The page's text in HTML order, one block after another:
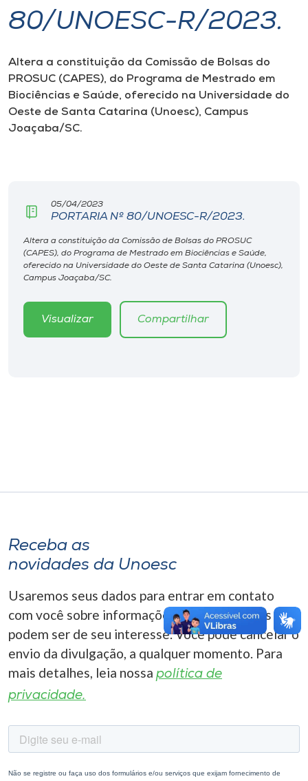
I.nova
Diplomados
Cultura
Editora
Rádio
Museu
80/UNOESC-R/2023.
Altera a constituição da Comissão de Bolsas do
PROSUC (CAPES), do Programa de Mestrado em
Biociências e Saúde, oferecido na Universidade do
Oeste de Santa Catarina (Unoesc), Campus
Joaçaba/SC.
05/04/2023
PORTARIA Nº 80/UNOESC-R/2023.
Altera a constituição da Comissão de Bolsas do PROSUC
(CAPES), do Programa de Mestrado em Biociências e Saúde,
oferecido na Universidade do Oeste de Santa Catarina (Unoesc),
Campus Joaçaba/SC.
Visualizar Compartilhar
Receba as
novidades da Unoesc
Usaremos seus dados para entrar em contato
com você sobre informações correlacionadas que
podem ser de seu interesse. Você pode cancelar o
envio da divulgação, a qualquer momento. Para
mais detalhes, leia nossa política de
privacidade.